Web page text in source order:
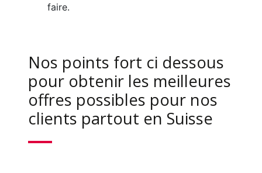
faire.
Nos points fort ci dessous
pour obtenir les meilleures
offres possibles pour nos
clients partout en Suisse